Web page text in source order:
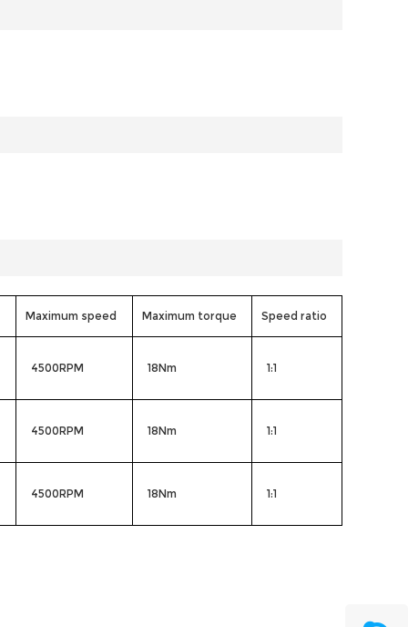
Maximum speed Maximum torque Speed ratio
4500RPM 18Nm 1:1
4500RPM 18Nm 1:1
4500RPM 18Nm 1:1